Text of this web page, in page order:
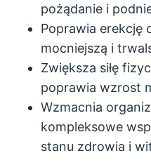
pożądanie i
Poprawia erekcję
mocniejszą i
Zwiększa siłę
poprawia wzrost
Wzmacnia
kompleksowe
stanu zdrowia i